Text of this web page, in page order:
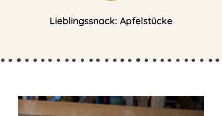
Lieblingssnack: Apfelstücke